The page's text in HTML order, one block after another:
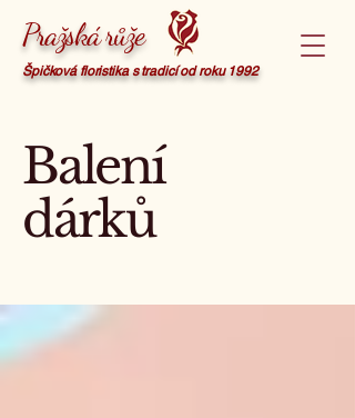
Pražská růže
Špičková floristika s tradicí od roku 1992
Balení
dárků